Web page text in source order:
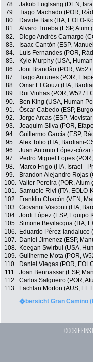
78.
Jakob Fuglsang (DEN,
79.
Tiago Machado (POR,
80.
Davide Bais (ITA, EOLO-
81.
Alvaro Trueba (ESP,
82.
Diego Andrés Camargo
83.
Isaac Cantón (ESP,
84.
Luís Fernandes (POR,
85.
Kyle Murphy (USA,
86.
Joni Brandão (POR, W52 /
87.
Tiago Antunes (POR,
88.
Omar El Gouzi (ITA,
89.
Rui Vinhas (POR, W52 /
90.
Ben King (USA, Human
91.
Óscar Cabedo (ESP,
92.
Jorge Arcas (ESP,
93.
Joaquim Silva (POR,
94.
Guillermo Garcia (ESP,
95.
Alex Tolio (ITA, Bardiani-
96.
Juan Antonio López-cózar
97.
Pedro Miguel Lopes
98.
Marco Frigo (ITA, Israel -
99.
Brandon Alejandro Rojas
100. Valter Pereira (POR,
101. Samuele Rivi (ITA, EOLO-
102.
Franklin Chacón (VEN,
103. Giovanni Visconti (ITA,
104. Jordi López (ESP, Equipo
105. Simone Bevilacqua (ITA,
106.
Eduardo Pérez-landaluce
107.
Daniel Jimenez (ESP,
108.
Keegan Swirbul (USA,
109. Guilherme Mota (POR,
110.
Daniel Viegas (POR,
111. Joan Bennassar (ESP,
112. Carlos Salgueiro (POR,
113.
Lachlan Morton (AUS, EF
�bersicht Gran Camino
COOKIE